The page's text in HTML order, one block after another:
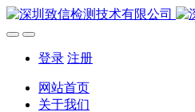
登录 注册
网站首页
关于我们